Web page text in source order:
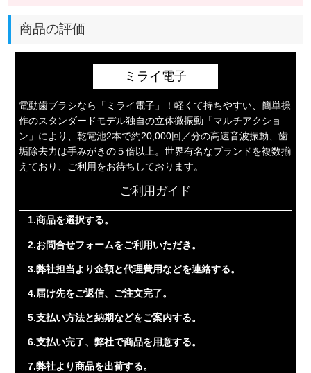
商品の評価
ミライ電子
電動歯ブラシなら「ミライ電子」！軽くて持ちやすい、簡単操
作のスタンダードモデル独自の立体微振動「マルチアクショ
ン」により、乾電池2本で約20,000回／分の高速音波振動、歯
垢除去力は手みがきの５倍以上。世界有名なブランドを複数揃
えており、ご利用をお待ちしております。
ご利用ガイド
1.商品を選択する。
2.お問合せフォームをご利用いただき。
3.弊社担当より金額と代理費用などを連絡する。
4.届け先をご返信、ご注文完了。
5.支払い方法と納期などをご案内する。
6.支払い完了、弊社で商品を用意する。
7.弊社より商品を出荷する。